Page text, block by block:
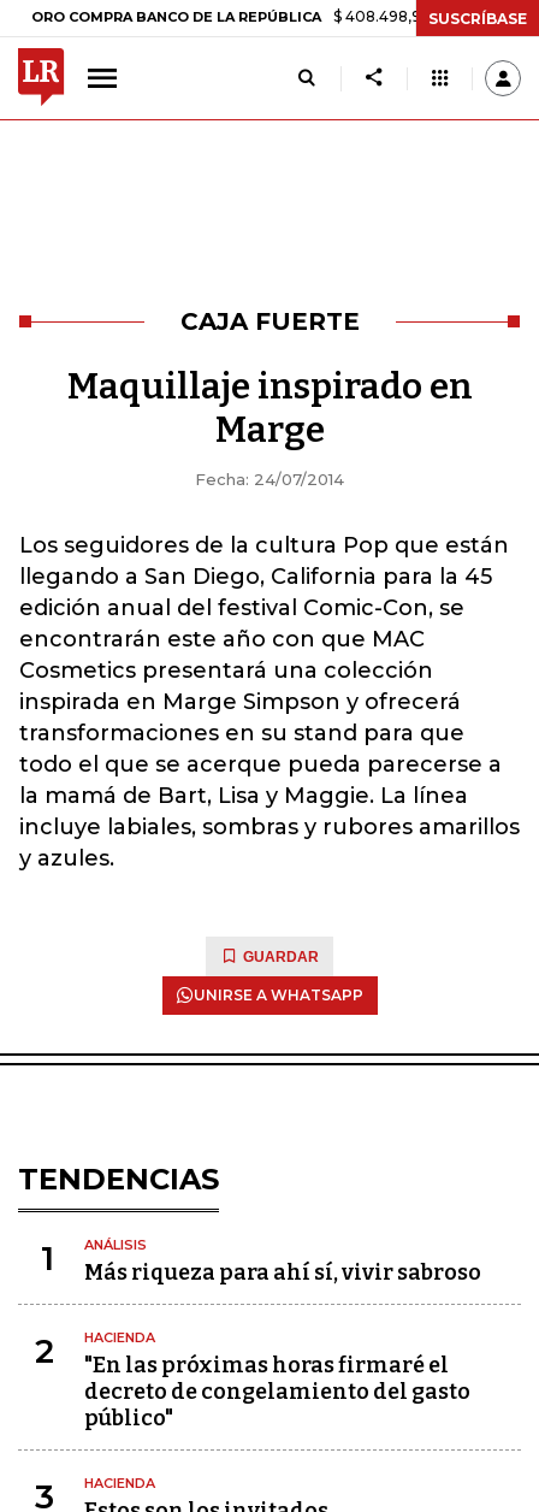
COMPRA BANCO DE LA REPÚBLICA $ 408.498,97 +$ 8.753,81 +2,19%
SUSCRÍBASE
CAJA FUERTE
Maquillaje inspirado en
Marge
Fecha: 24/07/2014
Los seguidores de la cultura Pop que están
llegando a San Diego, California para la 45
edición anual del festival Comic-Con, se
encontrarán este año con que MAC
Cosmetics presentará una colección
inspirada en Marge Simpson y ofrecerá
transformaciones en su stand para que
todo el que se acerque pueda parecerse a
la mamá de Bart, Lisa y Maggie. La línea
incluye labiales, sombras y rubores amarillos
y azules.
GUARDAR
UNIRSE A WHATSAPP
TENDENCIAS
1 ANÁLISIS
Más riqueza para ahí sí, vivir sabroso
2 HACIENDA
"En las próximas horas firmaré el
decreto de congelamiento del gasto
público"
3 HACIENDA